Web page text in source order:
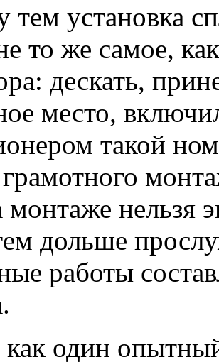
установка
то же самое,
дескать,
место,
такой
монтаже нельзя
дольше
работы
один